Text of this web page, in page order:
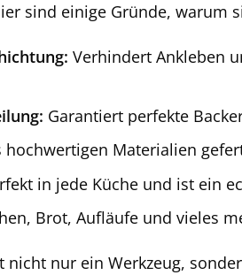
sind einige Gründe, warum
Verhindert Ankleben
Garantiert perfekte
hochwertigen Materialien
in jede Küche und ist ein
Brot, Aufläufe und vieles
nicht nur ein Werkzeug,